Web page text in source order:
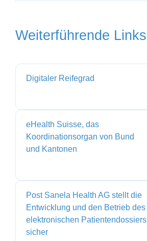
Weiterführende Links
Digitaler Reifegrad
eHealth Suisse, das
Koordinationsorgan von Bund
und Kantonen
Post Sanela Health AG stellt die
Entwicklung und den Betrieb des
elektronischen Patientendossiers
sicher